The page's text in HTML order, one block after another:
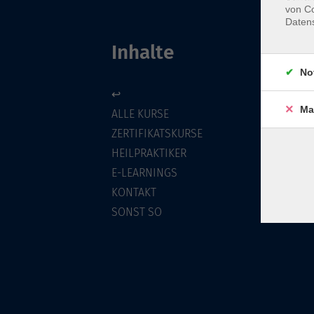
Inhalte
↩
ALLE KURSE
ZERTIFIKATSKURSE
HEILPRAKTIKER
E-LEARNINGS
KONTAKT
SONST SO
von